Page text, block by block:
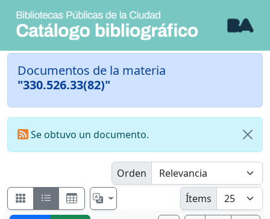
Documentos de la materia
"330.526.33(82)"
Se obtuvo un documento.
Orden
Ítems